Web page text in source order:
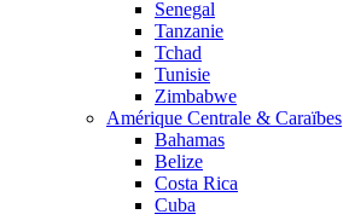
Senegal
Tanzanie
Tchad
Tunisie
Zimbabwe
Amérique Centrale & Caraïbes
Bahamas
Belize
Costa Rica
Cuba